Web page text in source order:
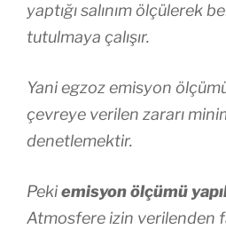
yaptığı salınım ölçülerek
tutulmaya çalışır.
Yani egzoz emisyon
çevreye verilen zararı
denetlemektir.
Pekiemisyon ölçümü
Atmosfere izin verilenden